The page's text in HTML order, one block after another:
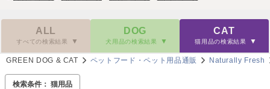
ALL
すべての検索結果
DOG
犬用品の検索結果
CAT
猫用品の検索結果
GREEN DOG & CAT ペットフード・ペット用品通販 Naturally Fresh
検索条件： 猫用品